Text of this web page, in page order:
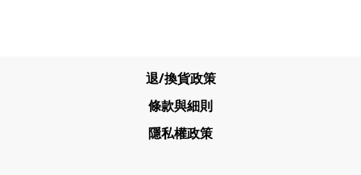
退/換貨政策
條款與細則
隱私權政策